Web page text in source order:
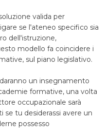
valida per
se l'ateneo specifico sia
dell'istruzione,
modello fa coincidere i
sul piano legislativo.
un insegnamento
formative, una volta
occupazionale sarà
tu desiderassi avere un
possesso